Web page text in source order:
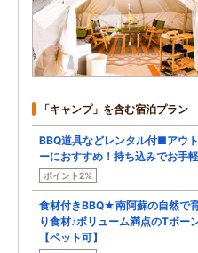
「キャンプ」を含む宿泊プラン
BBQ道具などレンタル付■アウ
ーにおすすめ！持ち込みでお手
ポイント2%
食材付きBBQ★南阿蘇の自然で
り食材♪ボリューム満点のTボー
【ペット可】